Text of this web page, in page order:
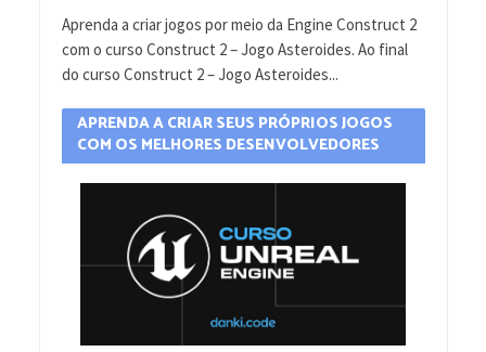
Aprenda a criar jogos por meio da Engine Construct 2
com o curso Construct 2 – Jogo Asteroides. Ao final
do curso Construct 2 – Jogo Asteroides...
APRENDA A CRIAR SEUS PRÓPRIOS JOGOS
COM OS MELHORES DESENVOLVEDORES